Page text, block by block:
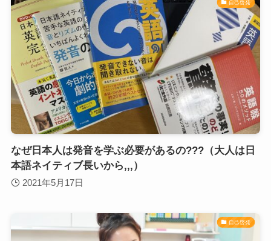
自己啓発
なぜ日本人は発音を学ぶ必要があるの???（大人は日
本語ネイティブ長いから,,,）
2021年5月17日
自己啓発